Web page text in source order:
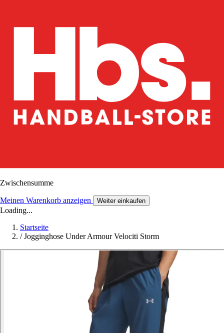
Zwischensumme
Meinen Warenkorb anzeigen Weiter einkaufen
Loading...
Startseite
/ Jogginghose Under Armour Velociti Storm